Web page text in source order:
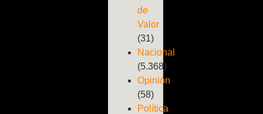
de
Valor
(31)
Nacional
(5.368)
Opinión
(58)
Política